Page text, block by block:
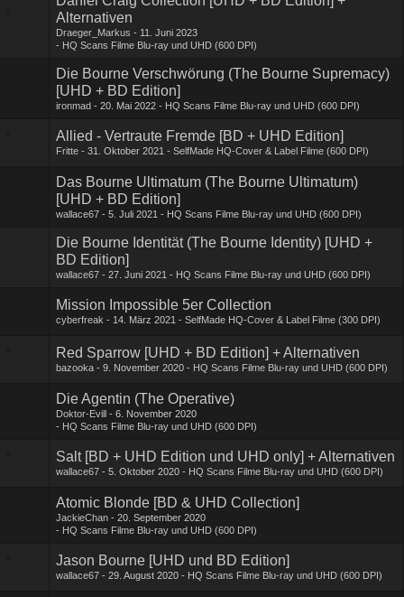
Alternativen
Draeger_Markus
11. Juni 2023
HQ Scans Filme Blu-ray und UHD (600 DPI)
Die Bourne Verschwörung (The Bourne Supremacy)
[UHD + BD Edition]
ironmad 20. Mai 2022 HQ Scans Filme Blu-ray und UHD (600 DPI)
Allied - Vertraute Fremde [BD + UHD Edition]
Fritte 31. Oktober 2021 SelfMade HQ-Cover & Label Filme (600 DPI)
Das Bourne Ultimatum (The Bourne Ultimatum)
[UHD + BD Edition]
wallace67 5. Juli 2021 HQ Scans Filme Blu-ray und UHD (600 DPI)
Die Bourne Identität (The Bourne Identity) [UHD +
BD Edition]
wallace67 27. Juni 2021 HQ Scans Filme Blu-ray und UHD (600 DPI)
Mission Impossible 5er Collection
cyberfreak 14. März 2021 SelfMade HQ-Cover & Label Filme (300 DPI)
Red Sparrow [UHD + BD Edition] + Alternativen
bazooka 9. November 2020 HQ Scans Filme Blu-ray und UHD (600 DPI)
Die Agentin (The Operative)
Doktor-Evill
6. November 2020
HQ Scans Filme Blu-ray und UHD (600 DPI)
Salt [BD + UHD Edition und UHD only] + Alternativen
wallace67 5. Oktober 2020 HQ Scans Filme Blu-ray und UHD (600 DPI)
Atomic Blonde [BD & UHD Collection]
JackieChan
20. September 2020
HQ Scans Filme Blu-ray und UHD (600 DPI)
Jason Bourne [UHD und BD Edition]
wallace67 29. August 2020 HQ Scans Filme Blu-ray und UHD (600 DPI)